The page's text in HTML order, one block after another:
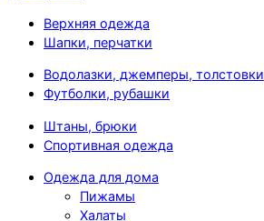
Верхняя одежда
Шапки, перчатки
Водолазки, джемперы, толстовки
Футболки, рубашки
Штаны, брюки
Спортивная одежда
Одежда для дома
Пижамы
Халаты